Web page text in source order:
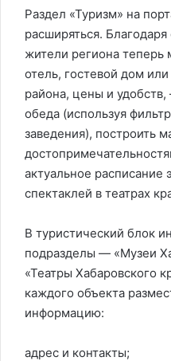
Раздел «Туризм» на
расширяться.
жители региона теперь
отель, гостевой дом
района, цены и
обеда (используя
заведения), построить
актуальное расписание
спектаклей в театрах
В туристический блок
подразделы — «Музеи
«Театры Хабаровского
каждого объекта
информацию:
адрес и контакты;